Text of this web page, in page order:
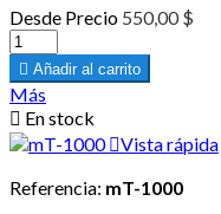
Desde Precio 550,00 $
 Añadir al carrito
Más
 En stock
Vista rápida
Referencia: mT-1000